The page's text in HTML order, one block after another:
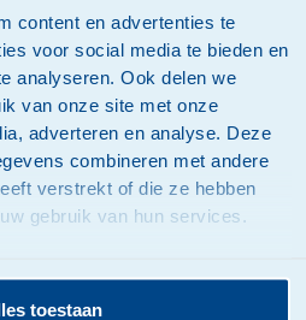
content en advertenties te
voor social media te bieden en
analyseren. Ook delen we
van onze site met onze
adverteren en analyse. Deze
combineren met andere
verstrekt of die ze hebben
gebruik van hun services.
toestaan
bij Vlot
staan bij
in het vaandel.